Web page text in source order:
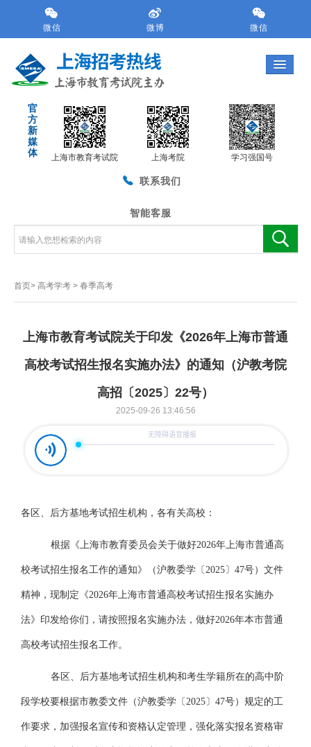
到
微信 微博 微信
官
方
新
媒
体
上海市教育考试院 上海考院 学习强国号
联系我们
智能客服
首页> 高考学考 > 春季高考
上海市教育考试院关于印发《2026年上海市普通
高校考试招生报名实施办法》的通知（沪教考院
高招〔2025〕22号）
2025-09-26 13:46:56
各区、后方基地考试招生机构，各有关高校：
根据《上海市教育委员会关于做好2026年上海市普通高
校考试招生报名工作的通知》（沪教委学〔 2025〕 47号）文件
精神，现制定《2026年上海市普通高校考试招生报名实施办
法》印发给你们，请按照报名实施办法，做好2026年本市普通
高校考试招生报名工作。
各区、后方基地考试招生机构和考生学籍所在的高中阶
段学校要根据市教委文件（沪教委学〔 2025〕 47号）规定的工
作要求，加强报名宣传和资格认定管理，强化落实报名资格审